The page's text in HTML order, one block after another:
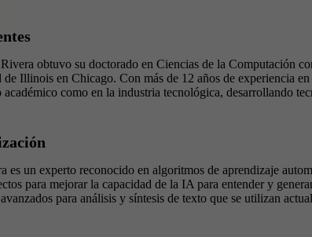
obtuvo su doctorado en Ciencias de la Computación
de Illinois en Chicago. Con más de 12 años de experiencia
académico como en la industria tecnológica, desarrollando
es un experto reconocido en algoritmos de aprendizaje
para mejorar la capacidad de la IA para entender y
para análisis y síntesis de texto que se utilizan